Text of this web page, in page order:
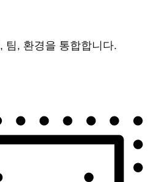
팀, 환경을 통합합니다.